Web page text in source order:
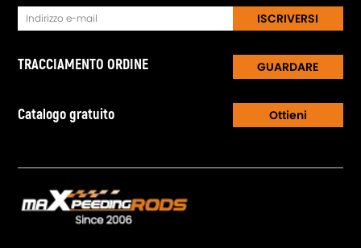
ISCRIVERSI
TRACCIAMENTO ORDINE GUARDARE
Catalogo gratuito Ottieni